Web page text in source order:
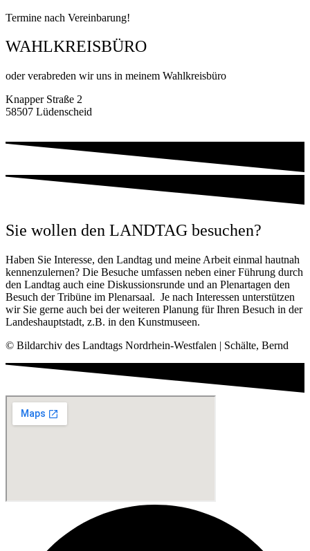
Ter­mi­ne nach Vereinbarung!
WAHLKREISBÜRO
oder ver­ab­re­den wir uns in mei­nem Wahlkreisbüro
Knap­per Stra­ße 2
58507 Lüden­scheid
Sie wollen den LANDTAG besuchen?
Haben Sie Inter­es­se, den Land­tag und mei­ne Arbeit ein­mal haut­nah
ken­nen­zu­ler­nen? Die Besu­che umfas­sen neben einer Füh­rung durch
den Land­tag auch eine Dis­kus­si­ons­run­de und an Ple­nar­ta­gen den
Besuch der Tri­bü­ne im Ple­nar­saal. Je nach Inter­es­sen unter­stüt­zen
wir Sie ger­ne auch bei der wei­te­ren Pla­nung für Ihren Besuch in der
Lan­des­haupt­stadt, z.B. in den Kunstmuseen.
© Bild­ar­chiv des Land­tags Nord­rhein-West­fa­len | Schäl­te, Bernd